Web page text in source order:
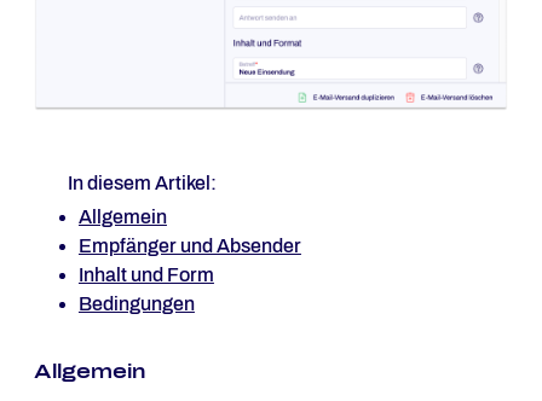
In diesem Artikel:
Allgemein
Empfänger und Absender
Inhalt und Form
Bedingungen
Allgemein